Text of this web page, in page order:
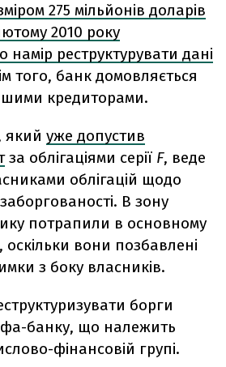
275 мільйонів доларів
2010 року
намір реструктурувати дані
того, банк домовляється
кредиторами.
який уже допустив
за облігаціями серії F, веде
облігацій щодо
В зону
потрапили в основному
оскільки вони позбавлені
з боку власників.
борги
банку, що належить
фінансовій групі.